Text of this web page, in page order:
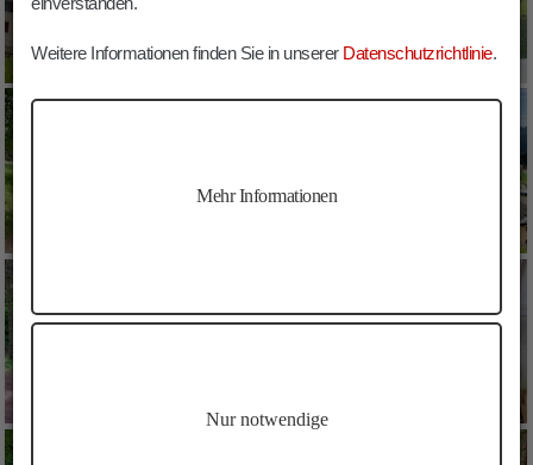
Weitere Informationen finden Sie in unserer Datenschutzrichtlinie.
Mehr Informationen
Nur notwendige